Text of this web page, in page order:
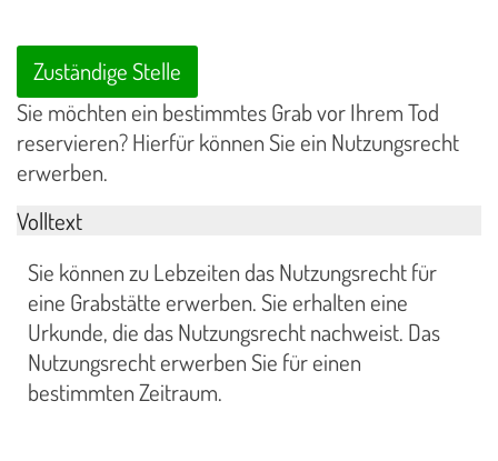
Zuständige Stelle
Sie möchten ein bestimmtes Grab vor Ihrem Tod
reservieren? Hierfür können Sie ein Nutzungsrecht
erwerben.
Volltext
Sie können zu Lebzeiten das Nutzungsrecht für
eine Grabstätte erwerben. Sie erhalten eine
Urkunde, die das Nutzungsrecht nachweist. Das
Nutzungsrecht erwerben Sie für einen
bestimmten Zeitraum.